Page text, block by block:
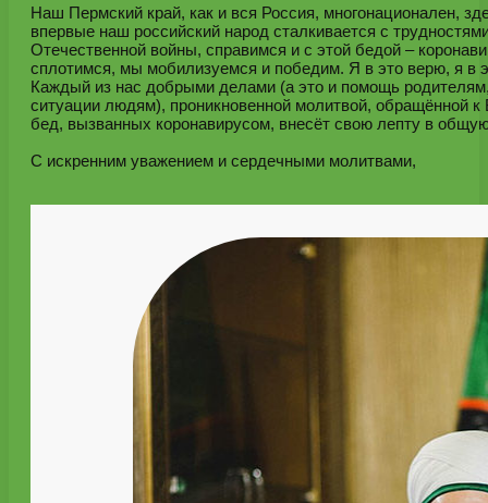
Наш Пермский край, как и вся Россия, многонационален,
впервые наш российский народ сталкивается с
Отечественной войны, справимся и с этой бедой –
сплотимся, мы мобилизуемся и победим. Я в это верю, я в
Каждый из нас добрыми делами (а это и помощь
ситуации людям), проникновенной молитвой, обращённой
бед, вызванных коронавирусом, внесёт свою лепту в
С искренним уважением и сердечными молитвами,